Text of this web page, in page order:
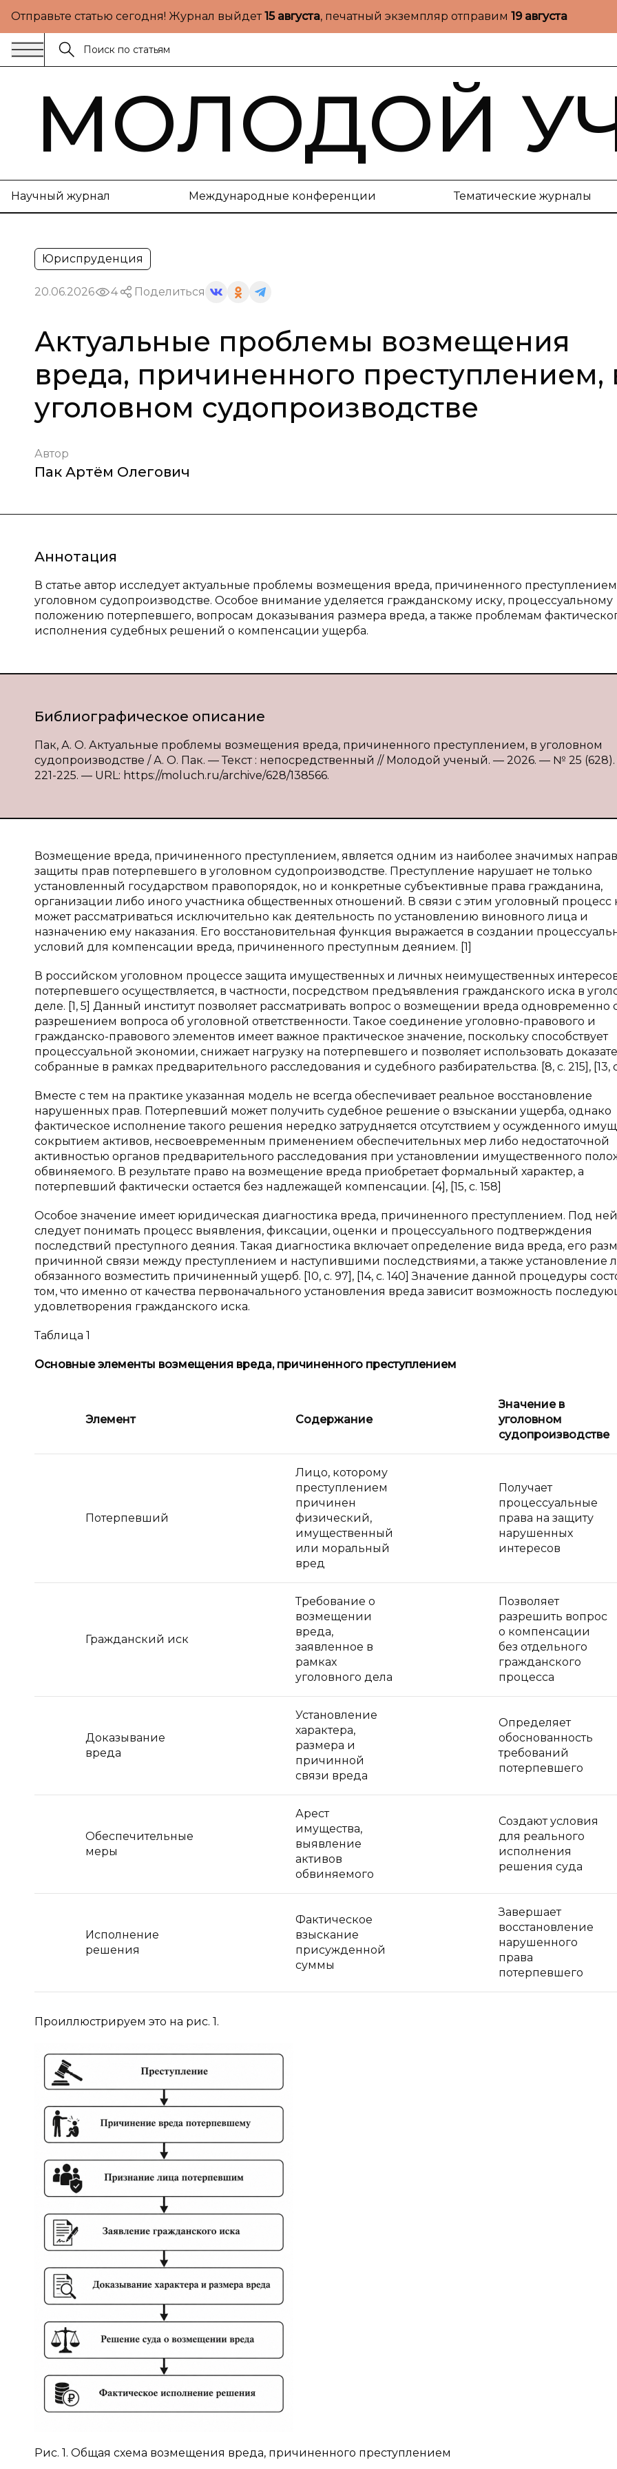
Отправьте статью сегодня! Журнал выйдет15 августа, печатный экземпляр отправим 19 августа
МОЛОДОЙ
Научный журнал Международные конференции Тематические журналы
Юриспруденция
20.06.2026 4 Поделиться
Актуальные проблемы возмещения
вреда, причиненного преступлением,
уголовном судопроизводстве
Автор
Пак Артём Олегович
Аннотация
В статье автор исследует актуальные проблемы возмещения вреда, причиненного
уголовном судопроизводстве. Особое внимание уделяется гражданскому иску, процессуальному
положению потерпевшего, вопросам доказывания размера вреда, а также проблемам
исполнения судебных решений о компенсации ущерба.
Библиографическое описание
Пак, А. О. Актуальные проблемы возмещения вреда, причиненного преступлением, в уголовном
судопроизводстве / А. О. Пак. — Текст : непосредственный // Молодой ученый. — 2026. — № 25
221-225. — URL: https://moluch.ru/archive/628/138566.
Возмещение вреда, причиненного преступлением, является одним из наиболее значимых
защиты прав потерпевшего в уголовном судопроизводстве. Преступление нарушает не только
установленный государством правопорядок, но и конкретные субъективные права гражданина,
организации либо иного участника общественных отношений. В связи с этим уголовный процесс
может рассматриваться исключительно как деятельность по установлению виновного лица и
назначению ему наказания. Его восстановительная функция выражается в создании
условий для компенсации вреда, причиненного преступным деянием. [1]
В российском уголовном процессе защита имущественных и личных неимущественных
потерпевшего осуществляется, в частности, посредством предъявления гражданского иска в
деле. [1, 5] Данный институт позволяет рассматривать вопрос о возмещении вреда одновременно
разрешением вопроса об уголовной ответственности. Такое соединение уголовно-правового и
гражданско-правового элементов имеет важное практическое значение, поскольку способствует
процессуальной экономии, снижает нагрузку на потерпевшего и позволяет использовать
собранные в рамках предварительного расследования и судебного разбирательства. [8, с. 215], [13, с.
Вместе с тем на практике указанная модель не всегда обеспечивает реальное восстановление
нарушенных прав. Потерпевший может получить судебное решение о взыскании ущерба, однако
фактическое исполнение такого решения нередко затрудняется отсутствием у осужденного
сокрытием активов, несвоевременным применением обеспечительных мер либо недостаточной
активностью органов предварительного расследования при установлении имущественного
обвиняемого. В результате право на возмещение вреда приобретает формальный характер, а
потерпевший фактически остается без надлежащей компенсации. [4], [15, с. 158]
Особое значение имеет юридическая диагностика вреда, причиненного преступлением. Под ней
следует понимать процесс выявления, фиксации, оценки и процессуального подтверждения
последствий преступного деяния. Такая диагностика включает определение вида вреда, его
причинной связи между преступлением и наступившими последствиями, а также установление
обязанного возместить причиненный ущерб. [10, с. 97], [14, с. 140] Значение данной процедуры
том, что именно от качества первоначального установления вреда зависит возможность
удовлетворения гражданского иска.
Таблица 1
Основные элементы возмещения вреда, причиненного преступлением
Элемент Содержание
Значение в
уголовном
судопроизводстве
Потерпевший
Лицо, которому
преступлением
причинен
физический,
имущественный
или моральный
вред
Получает
процессуальные
права на защиту
нарушенных
интересов
Гражданский иск
Требование о
возмещении
вреда,
заявленное в
рамках
уголовного дела
Позволяет
разрешить вопрос
о компенсации
без отдельного
гражданского
процесса
Доказывание
вреда
Установление
характера,
размера и
причинной
связи вреда
Определяет
обоснованность
требований
потерпевшего
Обеспечительные
меры
Арест
имущества,
выявление
активов
обвиняемого
Создают условия
для реального
исполнения
решения суда
Исполнение
решения
Фактическое
взыскание
присужденной
суммы
Завершает
восстановление
нарушенного
права
потерпевшего
Проиллюстрируем это на рис. 1.
Рис. 1. Общая схема возмещения вреда, причиненного преступлением